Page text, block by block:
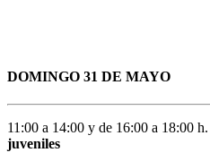
DOMINGO 31 DE MAYO
11:00 a 14:00 y de 16:00 a 18:00 h.
juveniles